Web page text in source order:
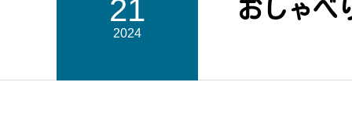
21
2024
おしゃべ